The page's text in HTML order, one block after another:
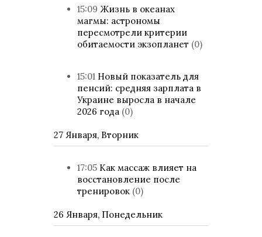
15:09 Жизнь в океанах
магмы: астрономы
пересмотрели критерии
обитаемости экзопланет (0)
15:01 Новый показатель для
пенсий: средняя зарплата в
Украине выросла в начале
2026 года (0)
27 Января, Вторник
17:05 Как массаж влияет на
восстановление после
тренировок (0)
26 Января, Понедельник